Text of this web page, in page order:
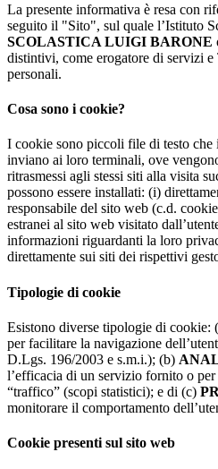
La presente informativa è resa con
seguito il "Sito", sul quale l’Istituto
SCOLASTICA LUIGI BARONE
distintivi, come erogatore di servizi e
personali.
Cosa sono i cookie?
I cookie sono piccoli file di testo
inviano ai loro terminali, ove
ritrasmessi agli stessi siti alla visita
possono essere installati: (i)
responsabile del sito web (c.d.
estranei al sito web visitato
informazioni riguardanti la loro
direttamente sui siti dei rispettivi
Tipologie di cookie
Esistono diverse tipologie di
per facilitare la navigazione
D.Lgs. 196/2003 e s.m.i.); (b)
l’efficacia di un servizio fornito o
“traffico” (scopi statistici); e di (c)
monitorare il comportamento
Cookie presenti sul sito web